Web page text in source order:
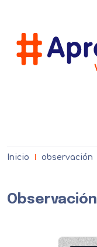
Inicio observación
Observación